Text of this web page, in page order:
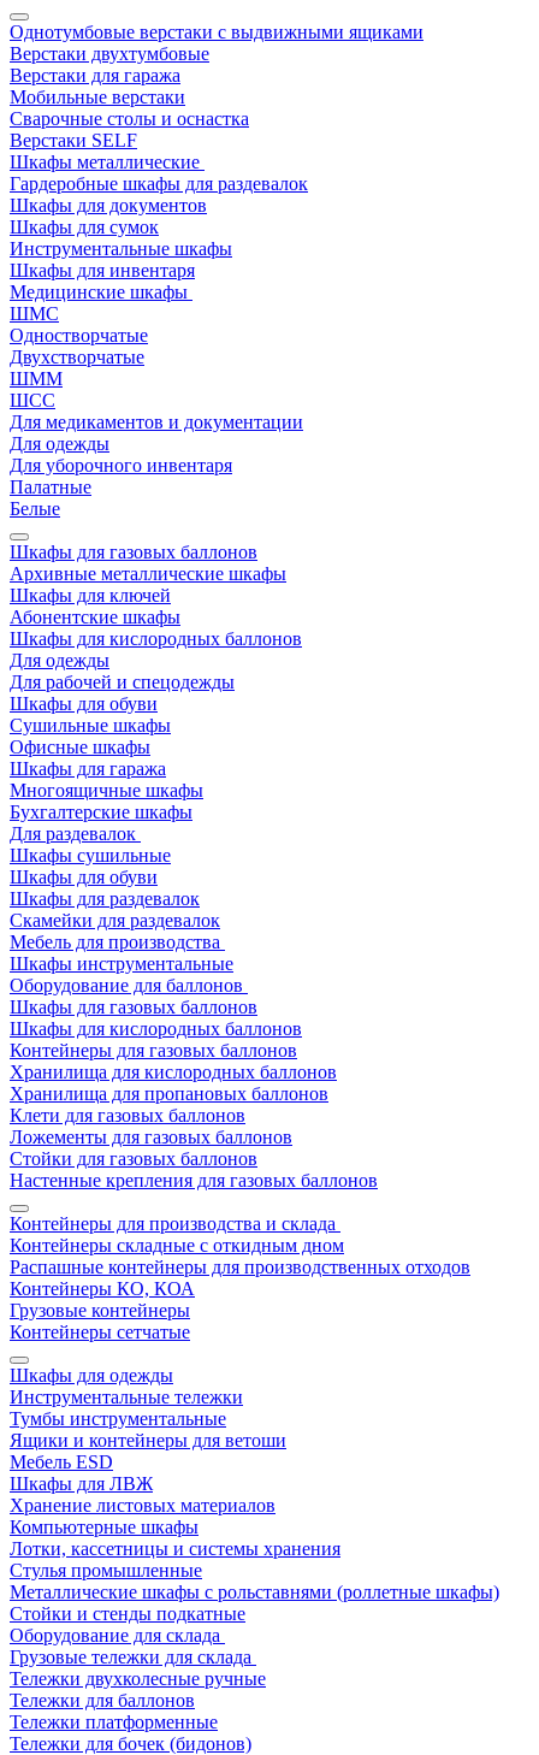
Однотумбовые верстаки с выдвижными ящиками
Верстаки двухтумбовые
Верстаки для гаража
Мобильные верстаки
Сварочные столы и оснастка
Верстаки SELF
Шкафы металлические
Гардеробные шкафы для раздевалок
Шкафы для документов
Шкафы для сумок
Инструментальные шкафы
Шкафы для инвентаря
Медицинские шкафы
ШМС
Одностворчатые
Двухстворчатые
ШММ
ШСС
Для медикаментов и документации
Для одежды
Для уборочного инвентаря
Палатные
Белые
Шкафы для газовых баллонов
Архивные металлические шкафы
Шкафы для ключей
Абонентские шкафы
Шкафы для кислородных баллонов
Для одежды
Для рабочей и спецодежды
Шкафы для обуви
Сушильные шкафы
Офисные шкафы
Шкафы для гаража
Многоящичные шкафы
Бухгалтерские шкафы
Для раздевалок
Шкафы сушильные
Шкафы для обуви
Шкафы для раздевалок
Скамейки для раздевалок
Мебель для производства
Шкафы инструментальные
Оборудование для баллонов
Шкафы для газовых баллонов
Шкафы для кислородных баллонов
Контейнеры для газовых баллонов
Хранилища для кислородных баллонов
Хранилища для пропановых баллонов
Клети для газовых баллонов
Ложементы для газовых баллонов
Стойки для газовых баллонов
Настенные крепления для газовых баллонов
Контейнеры для производства и склада
Контейнеры складные с откидным дном
Распашные контейнеры для производственных отходов
Контейнеры КО, КОА
Грузовые контейнеры
Контейнеры сетчатые
Шкафы для одежды
Инструментальные тележки
Тумбы инструментальные
Ящики и контейнеры для ветоши
Мебель ESD
Шкафы для ЛВЖ
Хранение листовых материалов
Компьютерные шкафы
Лотки, кассетницы и системы хранения
Стулья промышленные
Металлические шкафы с рольставнями (роллетные шкафы)
Стойки и стенды подкатные
Оборудование для склада
Грузовые тележки для склада
Тележки двухколесные ручные
Тележки для баллонов
Тележки платформенные
Тележки для бочек (бидонов)